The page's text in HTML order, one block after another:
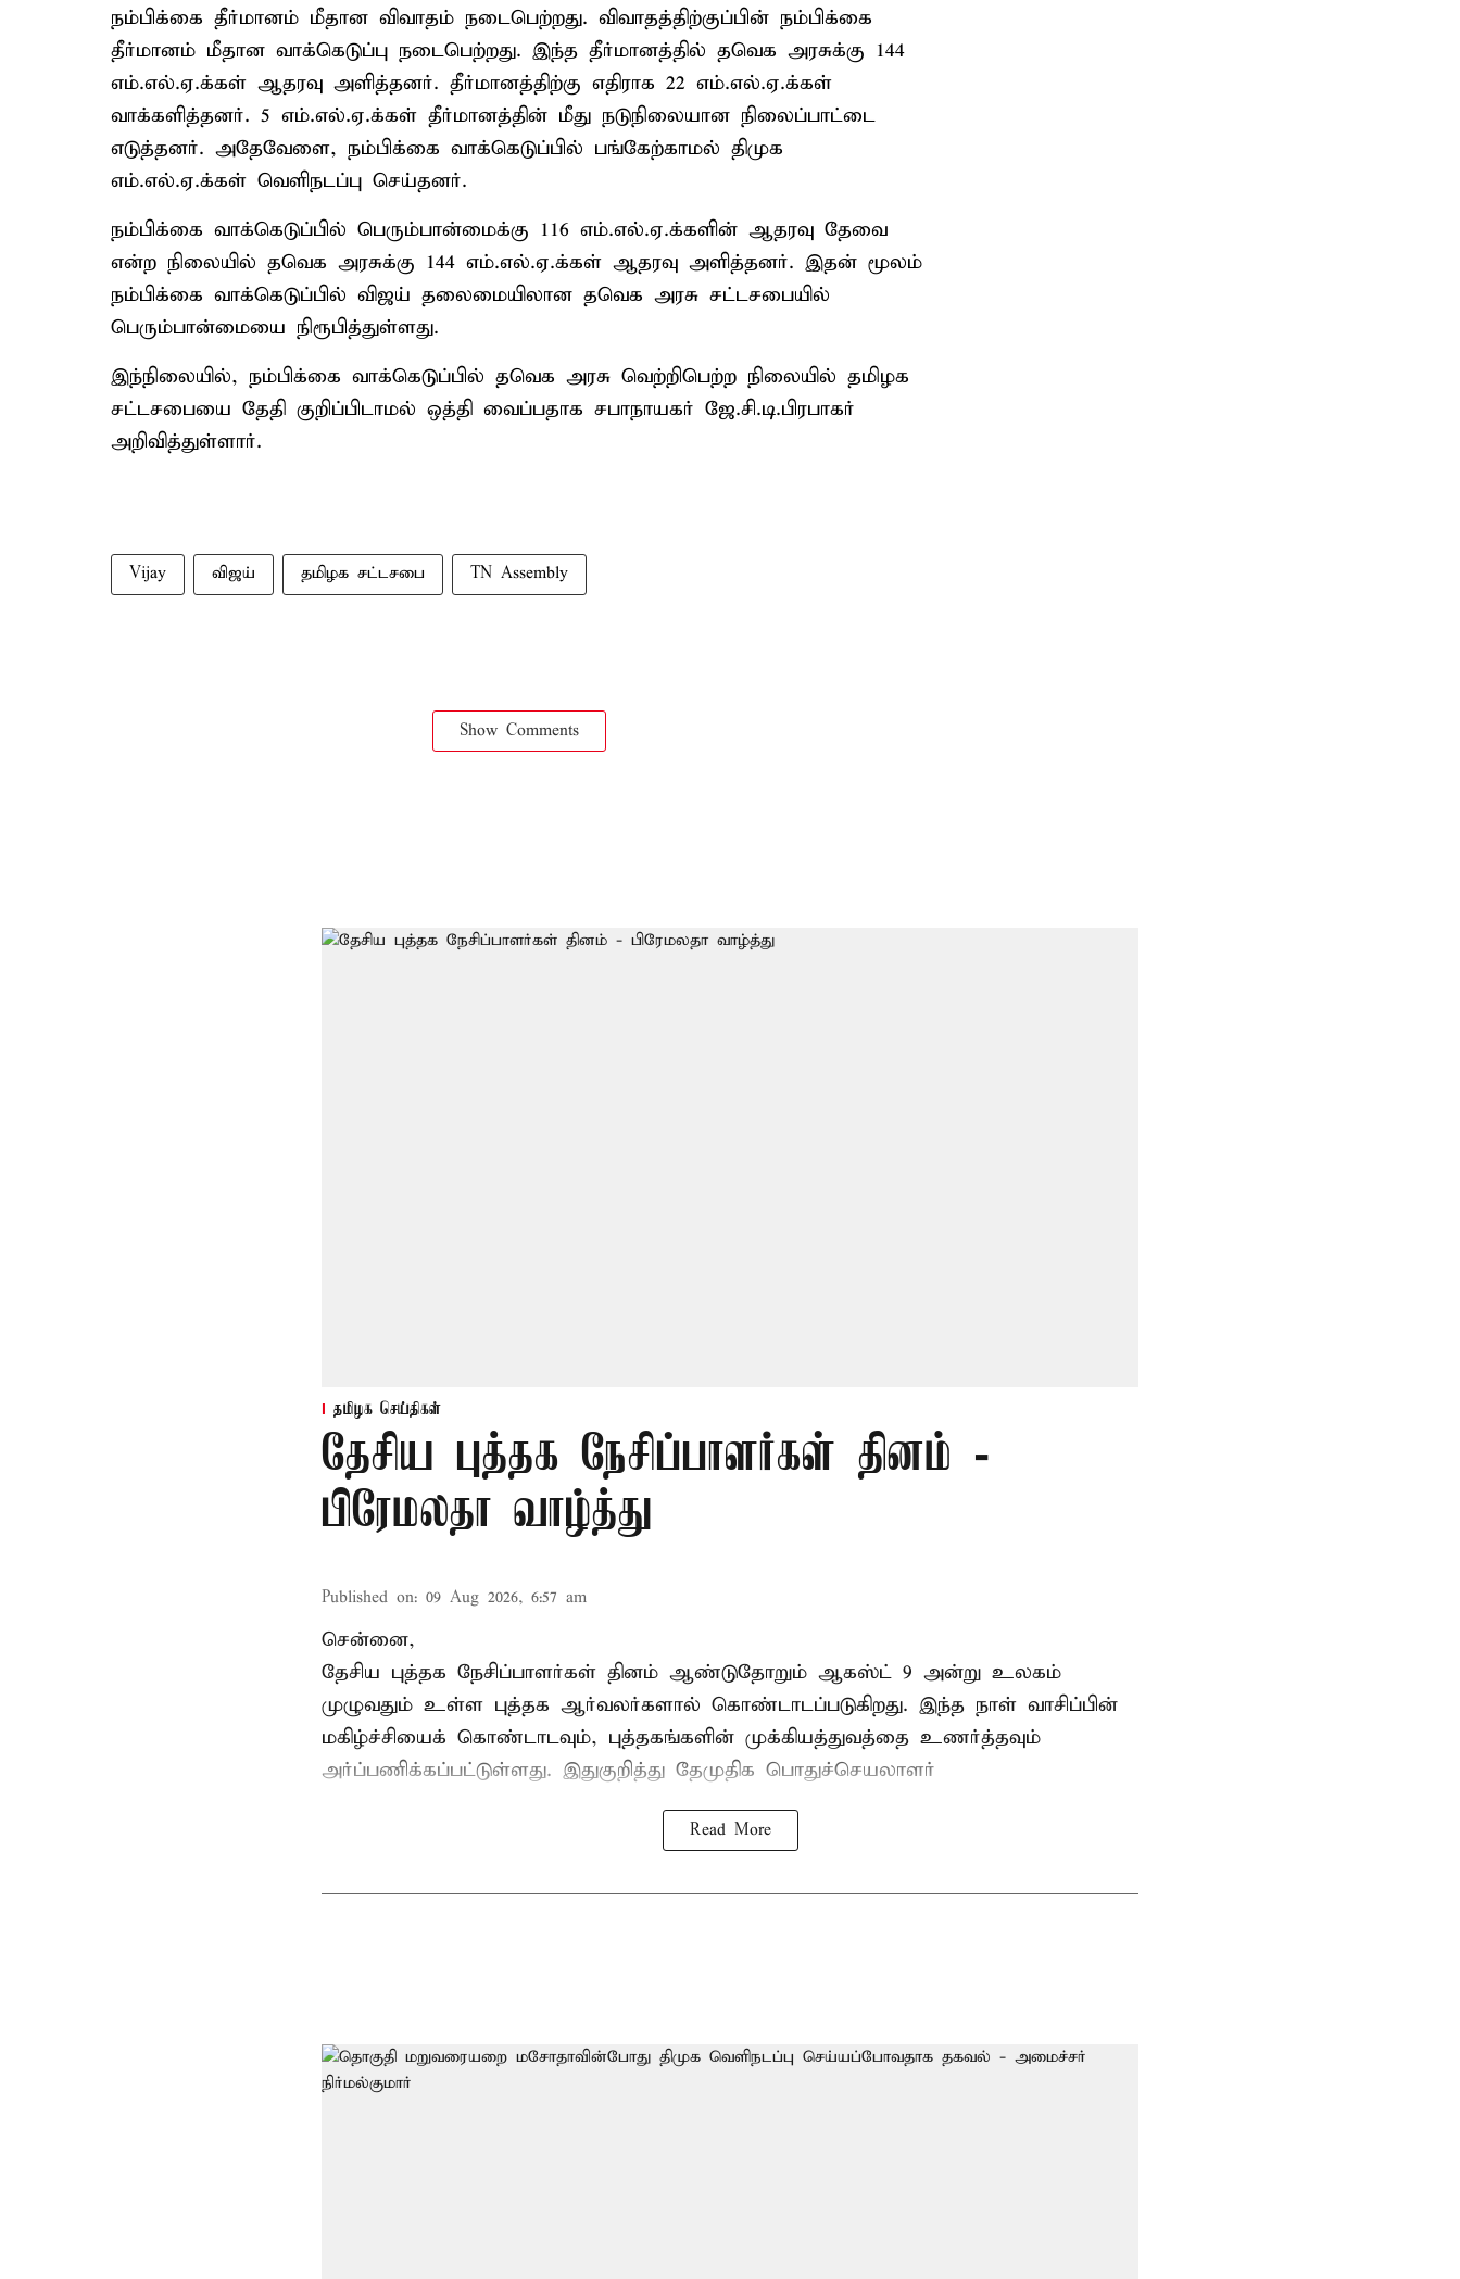
நம்பிக்கை தீர்மானம் மீதான விவாதம் நடைபெற்றது. விவாதத்திற்குப்பின் நம்பிக்கை
தீர்மானம் மீதான வாக்கெடுப்பு நடைபெற்றது. இந்த தீர்மானத்தில் தவெக அரசுக்கு 144
எம்.எல்.ஏ.க்கள் ஆதரவு அளித்தனர். தீர்மானத்திற்கு எதிராக 22 எம்.எல்.ஏ.க்கள்
வாக்களித்தனர். 5 எம்.எல்.ஏ.க்கள் தீர்மானத்தின் மீது நடுநிலையான நிலைப்பாட்டை
எடுத்தனர். அதேவேளை, நம்பிக்கை வாக்கெடுப்பில் பங்கேற்காமல் திமுக
எம்.எல்.ஏ.க்கள் வெளிநடப்பு செய்தனர்.
நம்பிக்கை வாக்கெடுப்பில் பெரும்பான்மைக்கு 116 எம்.எல்.ஏ.க்களின் ஆதரவு தேவை
என்ற நிலையில் தவெக அரசுக்கு 144 எம்.எல்.ஏ.க்கள் ஆதரவு அளித்தனர். இதன் மூலம்
நம்பிக்கை வாக்கெடுப்பில் விஜய் தலைமையிலான தவெக அரசு சட்டசபையில்
பெரும்பான்மையை நிரூபித்துள்ளது.
இந்நிலையில், நம்பிக்கை வாக்கெடுப்பில் தவெக அரசு வெற்றிபெற்ற நிலையில் தமிழக
சட்டசபையை தேதி குறிப்பிடாமல் ஒத்தி வைப்பதாக சபாநாயகர் ஜே.சி.டி.பிரபாகர்
அறிவித்துள்ளார்.
Vijay விஜய் தமிழக சட்டசபை TN Assembly
Show Comments
தமிழக செய்திகள்
தேசிய புத்தக நேசிப்பாளர்கள் தினம் -
பிரேமலதா வாழ்த்து
Published on: 09 Aug 2026, 6:57 am
சென்னை,
தேசிய புத்தக நேசிப்பாளர்கள் தினம் ஆண்டுதோறும் ஆகஸ்ட் 9 அன்று உலகம்
முழுவதும் உள்ள புத்தக ஆர்வலர்களால் கொண்டாடப்படுகிறது. இந்த நாள் வாசிப்பின்
மகிழ்ச்சியைக் கொண்டாடவும், புத்தகங்களின் முக்கியத்துவத்தை உணர்த்தவும்
அர்ப்பணிக்கப்பட்டுள்ளது. இதுகுறித்து தேமுதிக பொதுச்செயலாளர்
Read More